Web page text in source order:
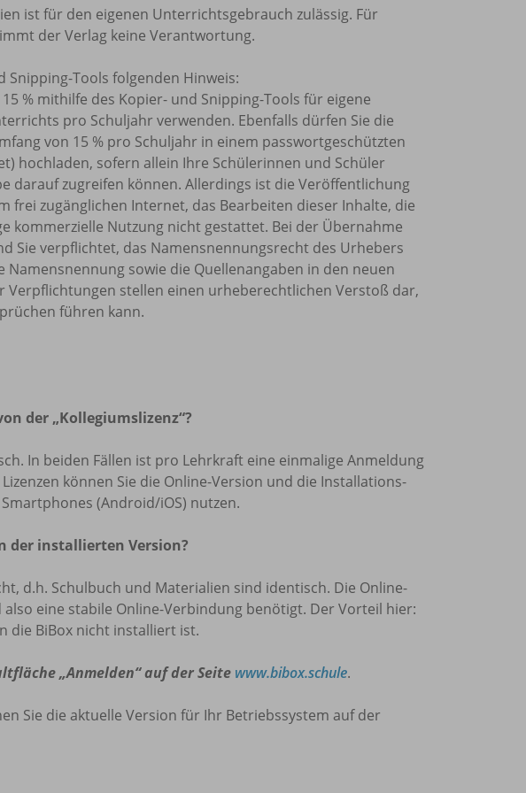
ist für den eigenen Unterrichtsgebrauch zulässig. Für
der Verlag keine Verantwortung.
Snipping-Tools folgenden Hinweis:
% mithilfe des Kopier- und Snipping-Tools für eigene
pro Schuljahr verwenden. Ebenfalls dürfen Sie die
von 15 % pro Schuljahr in einem passwortgeschützten
hochladen, sofern allein Ihre Schülerinnen und Schüler
darauf zugreifen können. Allerdings ist die Veröffentlichung
frei zugänglichen Internet, das Bearbeiten dieser Inhalte, die
kommerzielle Nutzung nicht gestattet. Bei der Übernahme
Sie verpflichtet, das Namensnennungsrecht des Urhebers
sowie die Quellenangaben in den neuen
Verpflichtungen stellen einen urheberechtlichen Verstoß dar,
führen kann.
der „Kollegiumslizenz“?
In beiden Fällen ist pro Lehrkraft eine einmalige Anmeldung
können Sie die Online-Version und die Installations-
(Android/iOS) nutzen.
der installierten Version?
d.h. Schulbuch und Materialien sind identisch. Die Online-
eine stabile Online-Verbindung benötigt. Der Vorteil hier:
die BiBox nicht installiert ist.
„Anmelden“ auf der Seite www.bibox.schule.
Sie die aktuelle Version für Ihr Betriebssystem auf der